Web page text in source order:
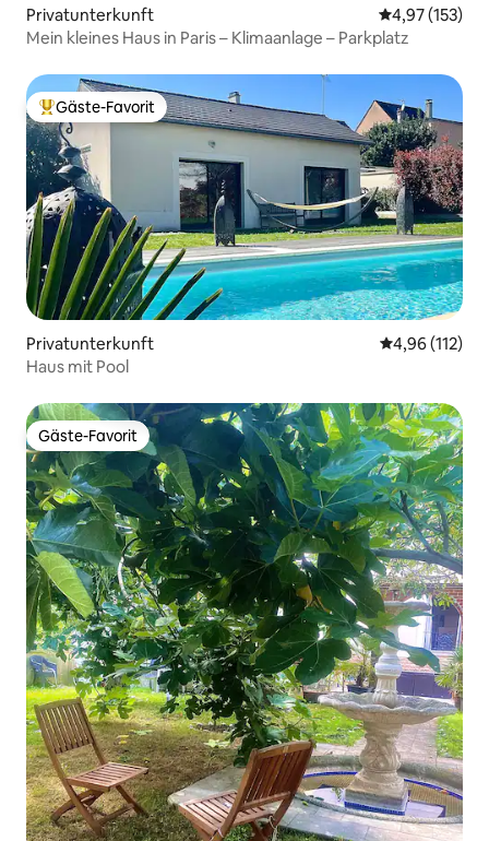
Privatunterkunft
4,97 (153)
Mein kleines Haus in Paris – Klimaanlage – Parkplatz
Beliebter Gäste-Favorit.
Gäste-Favorit
Privatunterkunft
4,96 (112)
Haus mit Pool
Gäste-Favorit
Gäste-Favorit